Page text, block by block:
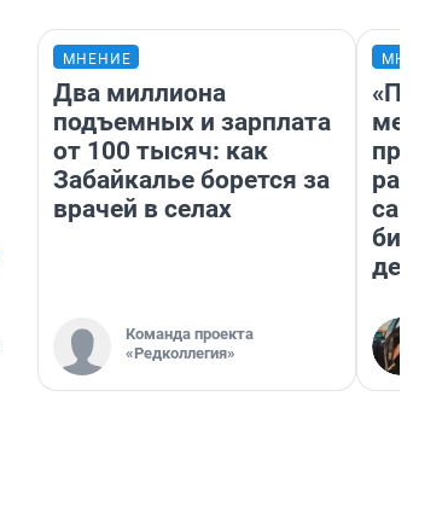
МНЕНИЕ
Два миллиона
подъемных и зарплата
от 100 тысяч: как
Забайкалье борется за
врачей в селах
Команда проекта
«Редколлегия»